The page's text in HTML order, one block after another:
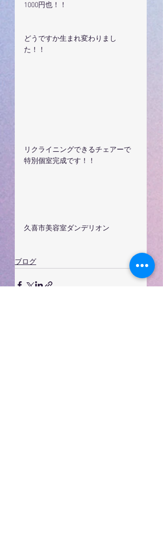
1000円也！！
どうですか生まれ変わりまし
た！！
リクライニングできるチェアーで
特別個室完成です！！
久喜市美容室ダンデリオン
ブログ